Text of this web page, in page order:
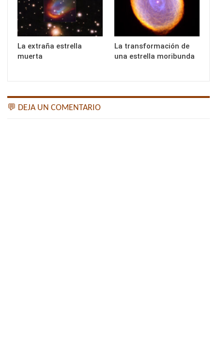
La extraña estrella
muerta
La transformación de
una estrella moribunda
💬 DEJA UN COMENTARIO